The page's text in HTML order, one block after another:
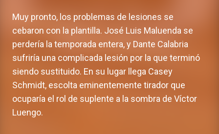
Muy pronto, los problemas de lesiones se
cebaron con la plantilla. José Luis Maluenda se
perdería la temporada entera, y Dante Calabria
sufriría una complicada lesión por la que terminó
siendo sustituido. En su lugar llega Casey
Schmidt, escolta eminentemente tirador que
ocuparía el rol de suplente a la sombra de Víctor
Luengo.